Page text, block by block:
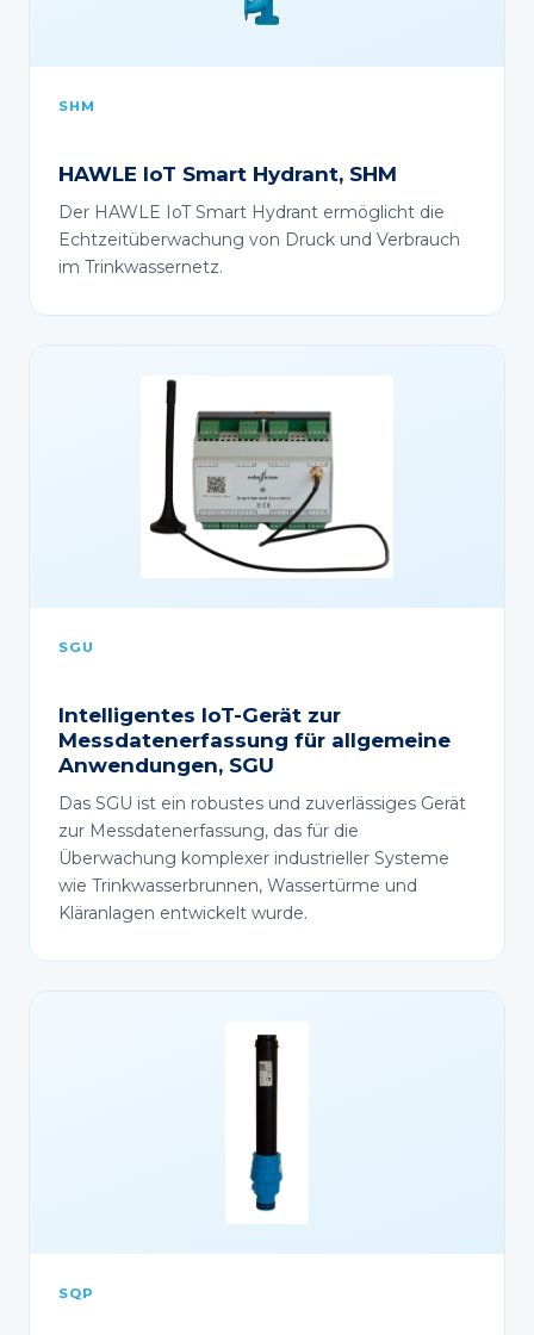
SHM
HAWLE IoT Smart Hydrant, SHM
Der HAWLE IoT Smart Hydrant ermöglicht die
Echtzeitüberwachung von Druck und Verbrauch
im Trinkwassernetz.
SGU
Intelligentes IoT-Gerät zur
Messdatenerfassung für allgemeine
Anwendungen, SGU
Das SGU ist ein robustes und zuverlässiges Gerät
zur Messdatenerfassung, das für die
Überwachung komplexer industrieller Systeme
wie Trinkwasserbrunnen, Wassertürme und
Kläranlagen entwickelt wurde.
SQP